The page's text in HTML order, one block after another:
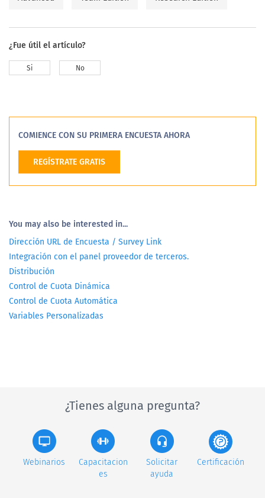
¿Fue útil el artículo?
Si No
COMIENCE CON SU PRIMERA ENCUESTA AHORA
REGÍSTRATE GRATIS
You may also be interested in...
Dirección URL de Encuesta / Survey Link
Integración con el panel proveedor de terceros.
Distribución
Control de Cuota Dinámica
Control de Cuota Automática
Variables Personalizadas
¿Tienes alguna pregunta?
Webinarios
Capacitacion
es
Solicitar
ayuda
Certificación